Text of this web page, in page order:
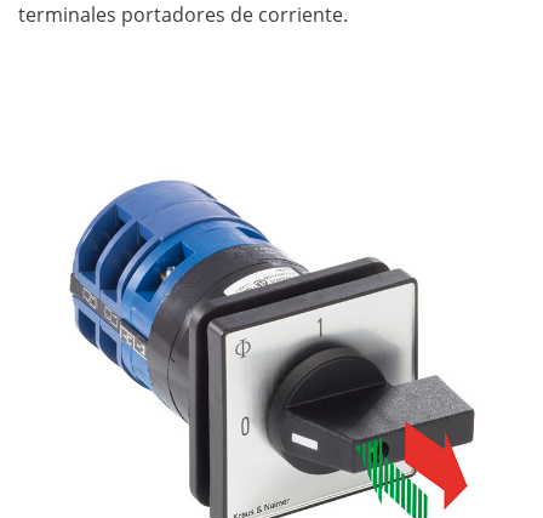
terminales portadores de corriente.